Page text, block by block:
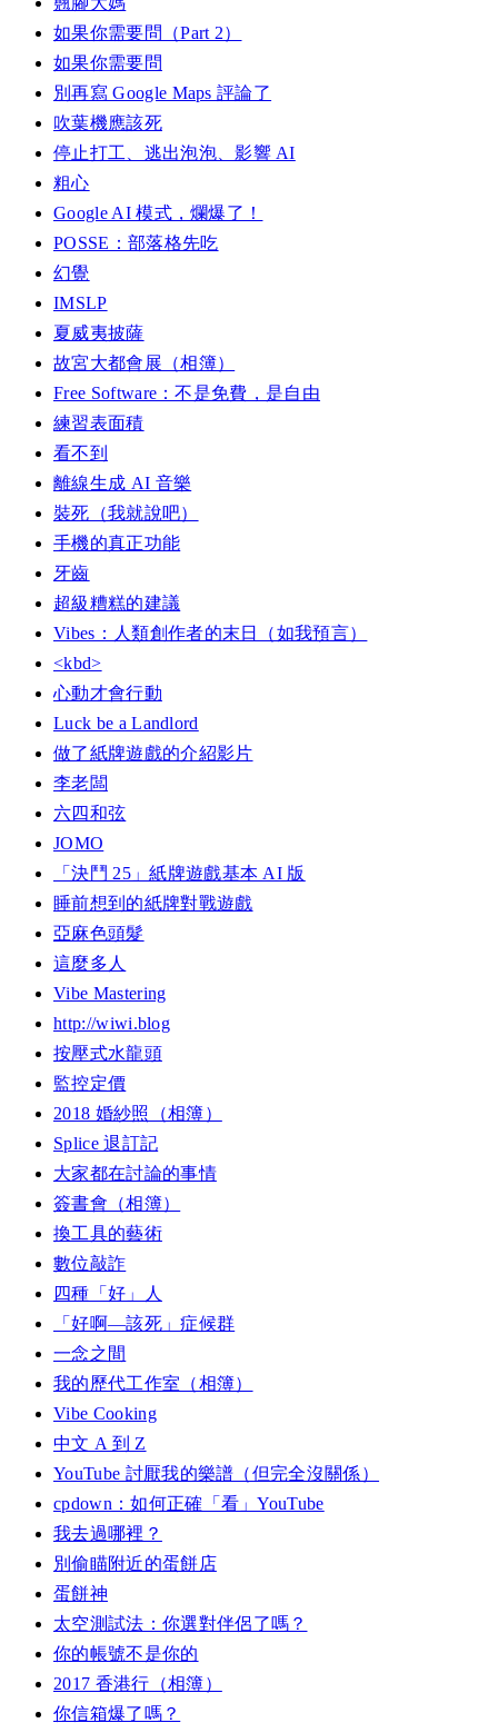
如果你需要問（Part 2）
如果你需要問
別再寫 Google Maps 評論了
吹葉機應該死
停止打工、逃出泡泡、影響 AI
粗心
Google AI 模式，爛爆了！
POSSE：部落格先吃
幻覺
IMSLP
夏威夷披薩
故宮大都會展（相簿）
Free Software：不是免費，是自由
練習表面積
看不到
離線生成 AI 音樂
裝死（我就說吧）
手機的真正功能
牙齒
超級糟糕的建議
Vibes：人類創作者的末日（如我預言）
<kbd>
心動才會行動
Luck be a Landlord
做了紙牌遊戲的介紹影片
李老闆
六四和弦
JOMO
「決鬥 25」紙牌遊戲基本 AI 版
睡前想到的紙牌對戰遊戲
亞麻色頭髮
這麼多人
Vibe Mastering
http://wiwi.blog
按壓式水龍頭
監控定價
2018 婚紗照（相簿）
Splice 退訂記
大家都在討論的事情
簽書會（相簿）
換工具的藝術
數位敲詐
四種「好」人
「好啊—該死」症候群
一念之間
我的歷代工作室（相簿）
Vibe Cooking
中文 A 到 Z
YouTube 討厭我的樂譜（但完全沒關係）
cpdown：如何正確「看」YouTube
我去過哪裡？
別偷瞄附近的蛋餅店
蛋餅神
太空測試法：你選對伴侶了嗎？
你的帳號不是你的
2017 香港行（相簿）
你信箱爆了嗎？